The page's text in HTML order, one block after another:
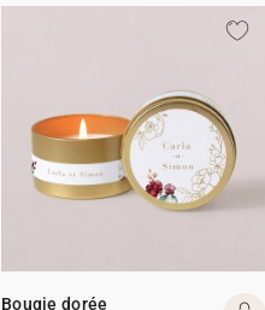
Bougie dorée